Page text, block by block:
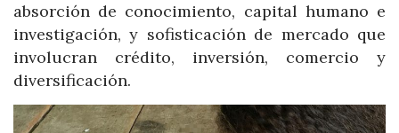
absorción de conocimiento, capital humano e
investigación, y sofisticación de mercado que
involucran crédito, inversión, comercio y
diversificación.